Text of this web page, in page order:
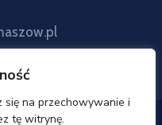
się na przechowywanie i
tę witrynę.